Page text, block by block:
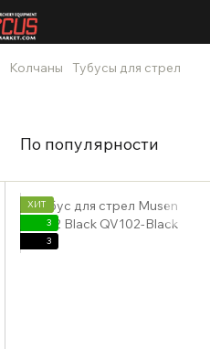
Колчаны Тубусы для стрел
По популярности
ХИТ
3
3